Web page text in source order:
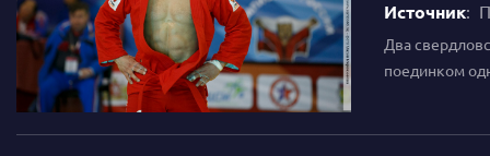
Источник:
Два
поединком